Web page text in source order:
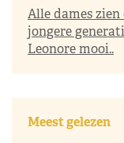
Alle dames
jongere
Leonore mooi..
Meest gelezen